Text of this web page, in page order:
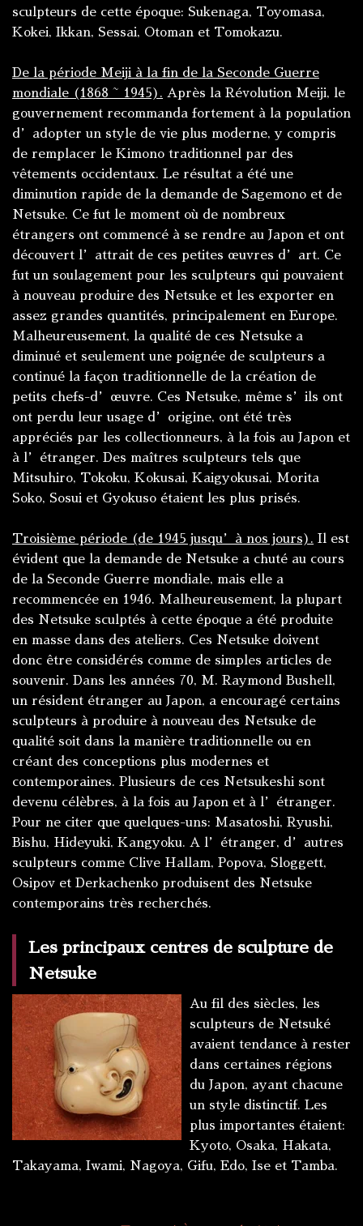
sculpteurs de cette époque: Sukenaga, Toyomasa,
Kokei, Ikkan, Sessai, Otoman et Tomokazu.
De la période Meiji à la fin de la Seconde Guerre
mondiale (1868 ~ 1945). Après la Révolution Meiji, le
gouvernement recommanda fortement à la population
d’adopter un style de vie plus moderne, y compris
de remplacer le Kimono traditionnel par des
vêtements occidentaux. Le résultat a été une
diminution rapide de la demande de Sagemono et de
Netsuke. Ce fut le moment où de nombreux
étrangers ont commencé à se rendre au Japon et ont
découvert l’attrait de ces petites œuvres d’art. Ce
fut un soulagement pour les sculpteurs qui pouvaient
à nouveau produire des Netsuke et les exporter en
assez grandes quantités, principalement en Europe.
Malheureusement, la qualité de ces Netsuke a
diminué et seulement une poignée de sculpteurs a
continué la façon traditionnelle de la création de
petits chefs-d’œuvre. Ces Netsuke, même s’ils ont
ont perdu leur usage d’origine, ont été très
appréciés par les collectionneurs, à la fois au Japon et
à l’étranger. Des maîtres sculpteurs tels que
Mitsuhiro, Tokoku, Kokusai, Kaigyokusai, Morita
Soko, Sosui et Gyokuso étaient les plus prisés.
Troisième période (de 1945 jusqu’à nos jours). Il est
évident que la demande de Netsuke a chuté au cours
de la Seconde Guerre mondiale, mais elle a
recommencée en 1946. Malheureusement, la plupart
des Netsuke sculptés à cette époque a été produite
en masse dans des ateliers. Ces Netsuke doivent
donc être considérés comme de simples articles de
souvenir. Dans les années 70, M. Raymond Bushell,
un résident étranger au Japon, a encouragé certains
sculpteurs à produire à nouveau des Netsuke de
qualité soit dans la manière traditionnelle ou en
créant des conceptions plus modernes et
contemporaines. Plusieurs de ces Netsukeshi sont
devenu célèbres, à la fois au Japon et à l’étranger.
Pour ne citer que quelques-uns: Masatoshi, Ryushi,
Bishu, Hideyuki, Kangyoku. A l’étranger, d’autres
sculpteurs comme Clive Hallam, Popova, Sloggett,
Osipov et Derkachenko produisent des Netsuke
contemporains très recherchés.
Les principaux centres de sculpture de
Netsuke
Au fil des siècles, les
sculpteurs de Netsuké
avaient tendance à rester
dans certaines régions
du Japon, ayant chacune
un style distinctif. Les
plus importantes étaient:
Kyoto, Osaka, Hakata,
Takayama, Iwami, Nagoya, Gifu, Edo, Ise et Tamba.